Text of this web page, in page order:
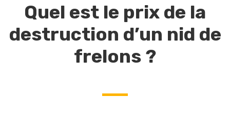
Quel est le prix de la
destruction d’un nid de
frelons ?